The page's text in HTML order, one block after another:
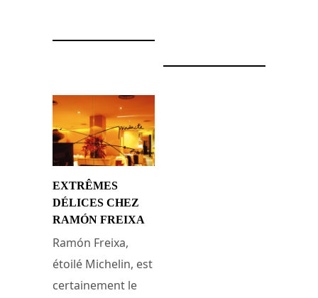
EXTRÊMES
DÉLICES CHEZ
RAMÓN FREIXA
Ramón Freixa,
étoilé Michelin, est
certainement le